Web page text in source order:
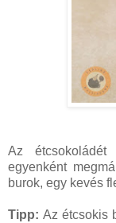
Az étcsokoládét
egyenként
burok, egy kevés
Tipp:Az étcsokis